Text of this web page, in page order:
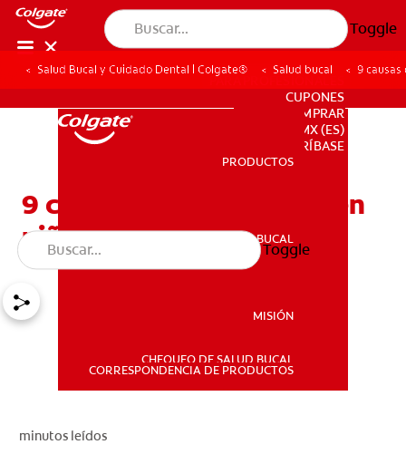
Toggle
PRODUCTOS
SALUD BUCAL
PARA PROFESIONALES
CUPONES
DONDE COMPRAR
MX (ES)
SUSCRÍBASE
PRODUCTOS
SALUD BUCAL
MISIÓN
CHEQUEO DE SALUD BUCAL
CORRESPONDENCIA DE PRODUCTOS
Toggle
Salud Bucal y Cuidado Dental | Colgate® Salud bucal 9
9 causas del mal aliento en
niños
minutos leídos